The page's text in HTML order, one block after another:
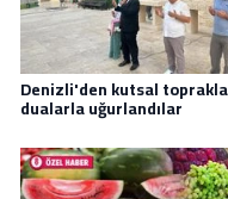
Denizli'den kutsal
dualarla uğurlandılar